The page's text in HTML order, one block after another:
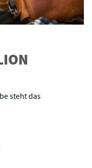
steht das